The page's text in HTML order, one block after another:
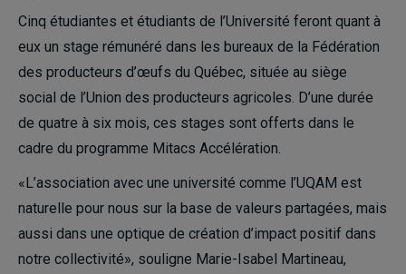
Cinq étudiantes et étudiants de l’Université feront quant à
eux un stage rémunéré dans les bureaux de la Fédération
des producteurs d’œufs du Québec, située au siège
social de l’Union des producteurs agricoles. D’une durée
de quatre à six mois, ces stages sont offerts dans le
cadre du programme Mitacs Accélération.
«L’association avec une université comme l’UQAM est
naturelle pour nous sur la base de valeurs partagées, mais
aussi dans une optique de création d’impact positif dans
notre collectivité», souligne Marie-Isabel Martineau,